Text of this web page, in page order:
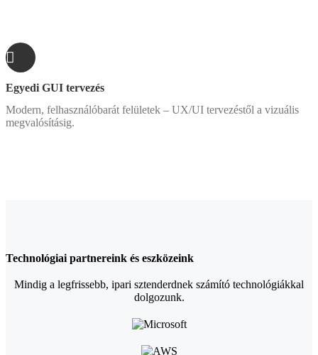
Egyedi GUI tervezés
Modern, felhasználóbarát felületek – UX/UI tervezéstől a vizuális
megvalósításig.
Technológiai partnereink és eszközeink
Mindig a legfrissebb, ipari sztenderdnek számító technológiákkal
dolgozunk.